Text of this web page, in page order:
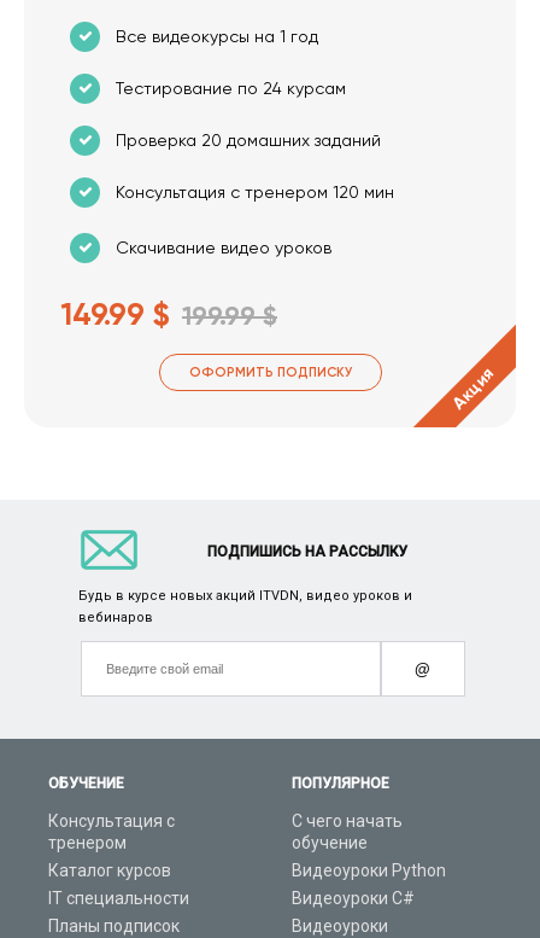
Все видеокурсы на 1 год
Тестирование по 24 курсам
Проверка 20 домашних заданий
Консультация с тренером 120 мин
Скачивание видео уроков
149.99 $ 199.99 $
ОФОРМИТЬ ПОДПИСКУ Акция
ОБУЧЕНИЕ
Консультация с
тренером
Каталог курсов
IT специальности
Планы подписок
ПОПУЛЯРНОЕ
С чего начать
обучение
Видеоуроки Python
Видеоуроки C#
Видеоуроки
ПОДПИШИСЬ НА РАССЫЛКУ
Будь в курсе новых акций ITVDN, видео уроков и
вебинаров
@